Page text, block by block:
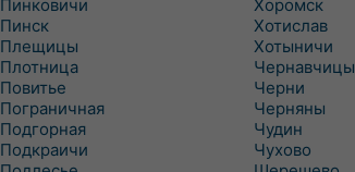
Пинковичи
Пинск
Плещицы
Плотница
Повитье
Пограничная
Подгорная
Подкраичи
Хоромск
Хотислав
Хотыничи
Чернавчицы
Черни
Черняны
Чудин
Чухово